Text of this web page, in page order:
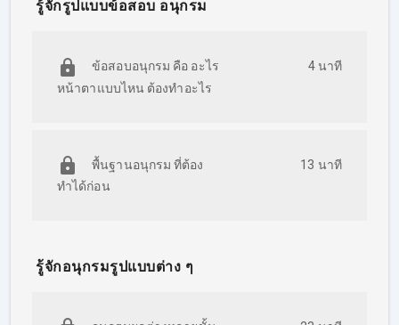
ทุกอย่าง
แล้วค่อยๆ พาทำแบบฝึกหัดจากง่ายไปหายาก บอกเลยว่าแบบ
ฝึกหัดในคอร์สนี้เยอะสุดๆ ไปเลย แล้วปิดท้ายด้วยการฝึกทำแนว
ข้อสอบจริง ก.พ. ภาค ก จากคลังข้อสอบเก่า ก.พ. ภาค ก และฝึก
ผู้ที่จะผ่านการสอบ ก.พ. และท้องถิ่น ไปได้นั้น จะต้องอาศัยทักษะ ที่
ต้องฝึกฝน การทำแนวข้อสอบซ้ำบ่อย ๆ ซึ่งเนื้อหาทั้งหมดได้
รู้จักรูปแบบข้อสอบ อนุกรม
ข้อสอบอนุกรม คือ อะไร
หน้าตาแบบไหน ต้องทำอะไร
4 นาที
พื้นฐานอนุกรม ที่ต้อง
ทำได้ก่อน
13 นาที
รู้จักอนุกรมรูปแบบต่าง ๆ